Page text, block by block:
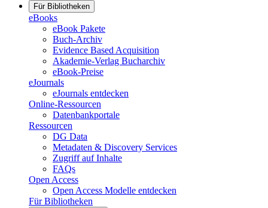
Für Bibliotheken
eBooks
eBook Pakete
Buch-Archiv
Evidence Based Acquisition
Akademie-Verlag Bucharchiv
eBook-Preise
eJournals
eJournals entdecken
Online-Ressourcen
Datenbankportale
Ressourcen
DG Data
Metadaten & Discovery Services
Zugriff auf Inhalte
FAQs
Open Access
Open Access Modelle entdecken
Für Bibliotheken